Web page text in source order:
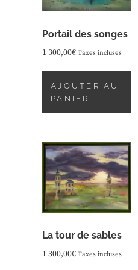
Portail des songes
1 300,00€ Taxes incluses
AJOUTER AU
PANIER
La tour de sables
1 300,00€ Taxes incluses